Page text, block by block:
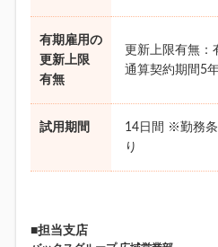
有期雇用の
更新上限
有無
更新上限有無：
通算契約期間5
試用期間
14日間 ※勤務
り
■担当支店